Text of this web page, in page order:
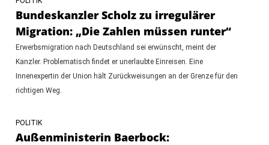
Bundeskanzler Scholz zu irregulärer
Migration: „Die Zahlen müssen runter“
Erwerbsmigration nach Deutschland sei erwünscht, meint der
Kanzler. Problematisch findet er unerlaubte Einreisen. Eine
Innenexpertin der Union hält Zurückweisungen an der Grenze für den
richtigen Weg.
POLITIK
Außenministerin Baerbock: